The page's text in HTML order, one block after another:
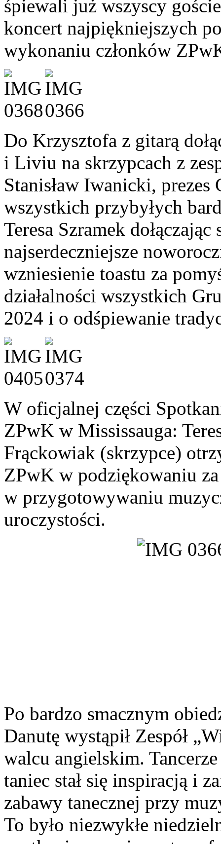
śpiewali już wszyscy
koncert najpiękniejszych
wykonaniu członków
Do Krzysztofa z gitarą
i Liviu na skrzypcach z
Stanisław Iwanicki,
wszystkich przybyłych
Teresa Szramek
najserdeczniejsze
wzniesienie toastu za
działalności wszystkich
2024 i o odśpiewanie
W oficjalnej części
ZPwK w Mississauga:
Frąckowiak (skrzypce)
ZPwK w podziękowaniu
w przygotowywaniu
uroczystości.
Po bardzo smacznym
Danutę wystąpił Zespół
walcu angielskim.
taniec stał się inspiracją i
zabawy tanecznej przy
To było niezwykłe